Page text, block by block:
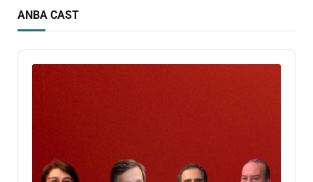
ANBA CAST
Audio
Player